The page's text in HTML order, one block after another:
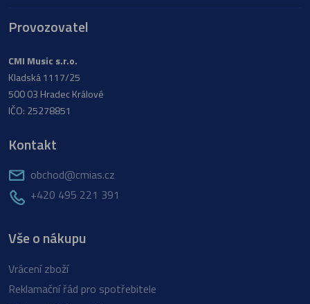
Provozovatel
CMI Music s.r.o.
Kladská 1117/25
500 03 Hradec Králové
IČO: 25278851
Kontakt
obchod@cmias.cz
+420 495 221 391
Vše o nákupu
Vrácení zboží
Reklamační řád pro spotřebitele